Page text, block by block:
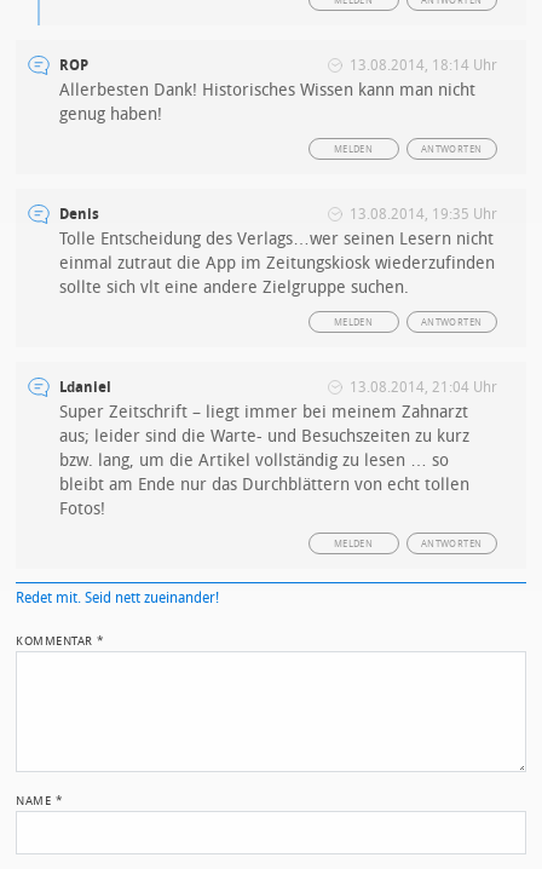
ROP 13.08.2014, 18:14 Uhr
Allerbesten Dank! Historisches Wissen kann man nicht
genug haben!
ANTWORTEN
MELDEN
Denis 13.08.2014, 19:35 Uhr
Tolle Entscheidung des Verlags…wer seinen Lesern nicht
einmal zutraut die App im Zeitungskiosk wiederzufinden
sollte sich vlt eine andere Zielgruppe suchen.
ANTWORTEN
MELDEN
Ldaniel 13.08.2014, 21:04 Uhr
Super Zeitschrift – liegt immer bei meinem Zahnarzt
aus; leider sind die Warte- und Besuchszeiten zu kurz
bzw. lang, um die Artikel vollständig zu lesen … so
bleibt am Ende nur das Durchblättern von echt tollen
Fotos!
ANTWORTEN
MELDEN
Redet mit. Seid nett zueinander!
KOMMENTAR*
NAME *